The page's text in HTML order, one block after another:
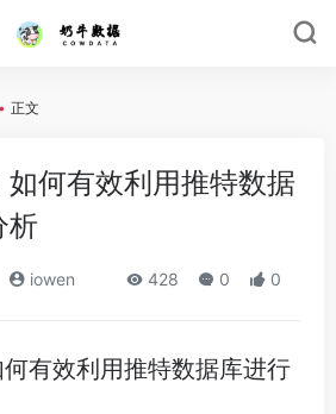
• 正文
何有效利用推特数据
析
iowen 428 0 0
有效利用推特数据库进行